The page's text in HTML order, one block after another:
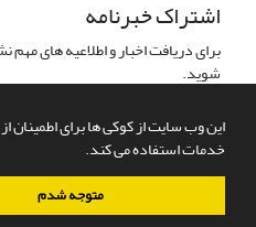
این وب سایت از کوکی ها برای اطمینان از
خدمات استفاده می کند.
متوجه شدم
اشتراک خبرنامه
برای دریافت اخبار و اطلاعیه های
شوید.
سامانه مدیریت نشریات علمی.طراحی